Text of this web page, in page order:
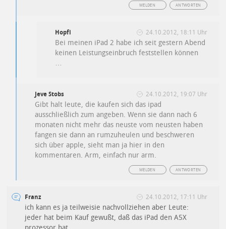
ANTWORTEN
MELDEN
Hopfi 24.10.2012, 18:11 Uhr
Bei meinen iPad 2 habe ich seit gestern Abend
keinen Leistungseinbruch feststellen können
…
Jeve Stobs 24.10.2012, 19:07 Uhr
Gibt halt leute, die kaufen sich das ipad
ausschließlich zum angeben. Wenn sie dann nach 6
monaten nicht mehr das neuste vom neusten haben
fangen sie dann an rumzuheulen und beschweren
sich über apple, sieht man ja hier in den
kommentaren. Arm, einfach nur arm.
ANTWORTEN
MELDEN
Franz 24.10.2012, 17:11 Uhr
ich kann es ja teilweisie nachvollziehen aber Leute:
jeder hat beim Kauf gewußt, daß das iPad den A5X